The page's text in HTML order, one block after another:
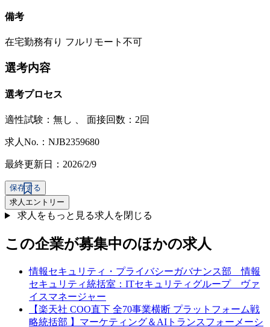
備考
在宅勤務有り フルリモート不可
選考内容
選考プロセス
適性試験： 無し 面接回数：2回
求人No.：NJB2359680
最終更新日：2026/2/9
保存する
求人エントリー
求人をもっと見る求人を閉じる
この企業が募集中のほかの求人
情報セキュリティ・プライバシーガバナンス部 情報
セキュリティ統括室：ITセキュリティグループ ヴァ
イスマネージャー
【楽天社 COO直下 全70事業横断 プラットフォーム戦
略統括部 】マーケティング＆AIトランスフォーメーシ